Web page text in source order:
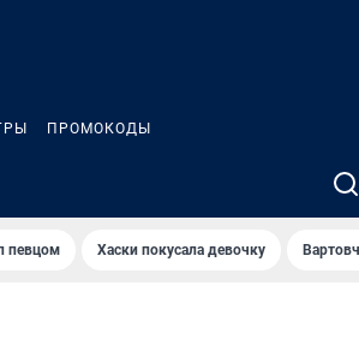
ПРОМОКОДЫ
певцом Хаски покусала девочку